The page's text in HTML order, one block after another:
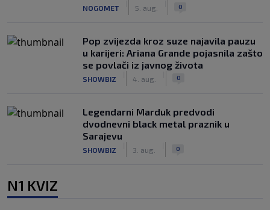
NOGOMET 5. aug. 0
Pop zvijezda kroz suze najavila pauzu
u karijeri: Ariana Grande pojasnila zašto
se povlači iz javnog života
SHOWBIZ 4. aug. 0
Legendarni Marduk predvodi
dvodnevni black metal praznik u
Sarajevu
SHOWBIZ 3. aug. 0
N1 KVIZ